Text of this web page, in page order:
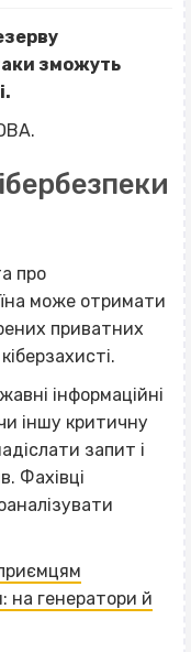
зможуть
про
може отримати
приватних
інформаційні
іншу критичну
запит і
Фахівці
на генератори й